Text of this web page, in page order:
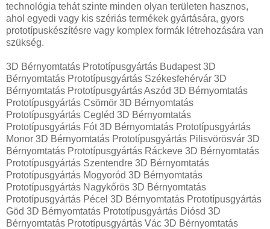
technológia tehát szinte minden olyan területen hasznos,
ahol egyedi vagy kis szériás termékek gyártására, gyors
prototípuskészítésre vagy komplex formák létrehozására van
szükség.
3D Bérnyomtatás Prototípusgyártás Budapest 3D
Bérnyomtatás Prototípusgyártás Székesfehérvár 3D
Bérnyomtatás Prototípusgyártás Aszód 3D Bérnyomtatás
Prototípusgyártás Csömör 3D Bérnyomtatás
Prototípusgyártás Cegléd 3D Bérnyomtatás
Prototípusgyártás Fót 3D Bérnyomtatás Prototípusgyártás
Monor 3D Bérnyomtatás Prototípusgyártás Pilisvörösvár 3D
Bérnyomtatás Prototípusgyártás Ráckeve 3D Bérnyomtatás
Prototípusgyártás Szentendre 3D Bérnyomtatás
Prototípusgyártás Mogyoród 3D Bérnyomtatás
Prototípusgyártás Nagykőrös 3D Bérnyomtatás
Prototípusgyártás Pécel 3D Bérnyomtatás Prototípusgyártás
Göd 3D Bérnyomtatás Prototípusgyártás Diósd 3D
Bérnyomtatás Prototípusgyártás Vác 3D Bérnyomtatás